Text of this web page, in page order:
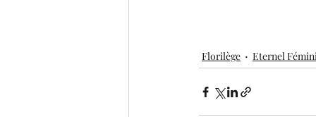
Florilège Eternel